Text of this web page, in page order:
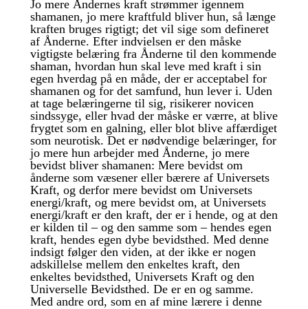
Jo mere Åndernes kraft strømmer igennem
shamanen, jo mere kraftfuld bliver hun, så længe
kraften bruges rigtigt; det vil sige som defineret
af Ånderne. Efter indvielsen er den måske
vigtigste belæring fra Ånderne til den kommende
shaman, hvordan hun skal leve med kraft i sin
egen hverdag på en måde, der er acceptabel for
shamanen og for det samfund, hun lever i. Uden
at tage belæringerne til sig, risikerer novicen
sindssyge, eller hvad der måske er værre, at blive
frygtet som en galning, eller blot blive affærdiget
som neurotisk. Det er nødvendige belæringer, for
jo mere hun arbejder med Ånderne, jo mere
bevidst bliver shamanen: Mere bevidst om
ånderne som væsener eller bærere af Universets
Kraft, og derfor mere bevidst om Universets
energi/kraft, og mere bevidst om, at Universets
energi/kraft er den kraft, der er i hende, og at den
er kilden til – og den samme som – hendes egen
kraft, hendes egen dybe bevidsthed. Med denne
indsigt følger den viden, at der ikke er nogen
adskillelse mellem den enkeltes kraft, den
enkeltes bevidsthed, Universets Kraft og den
Universelle Bevidsthed. De er en og samme.
Med andre ord, som en af mine lærere i denne